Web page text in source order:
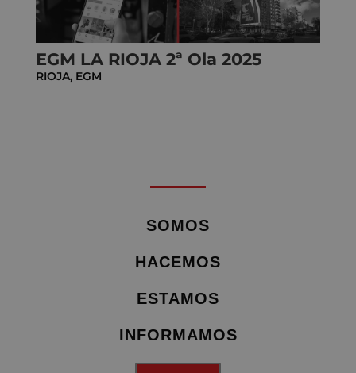
EGM LA RIOJA 2ª Ola 2025
RIOJA, EGM
SOMOS
HACEMOS
ESTAMOS
INFORMAMOS